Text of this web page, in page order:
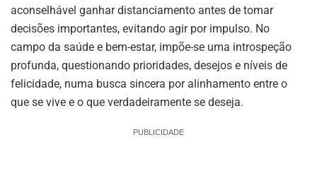
aconselhável ganhar distanciamento antes de tomar
decisões importantes, evitando agir por impulso. No
campo da saúde e bem-estar, impõe-se uma introspeção
profunda, questionando prioridades, desejos e níveis de
felicidade, numa busca sincera por alinhamento entre o
que se vive e o que verdadeiramente se deseja.
PUBLICIDADE